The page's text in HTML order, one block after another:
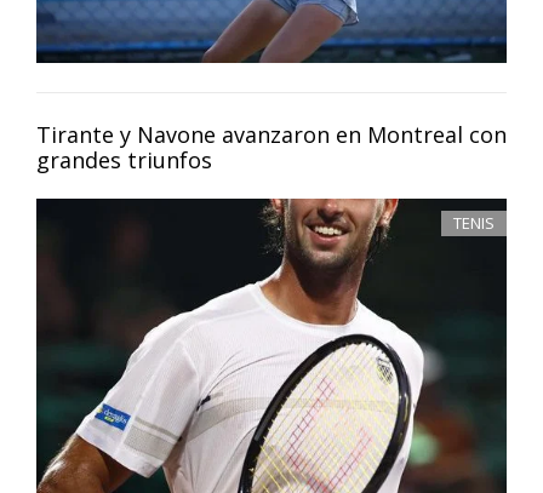
Tirante y Navone avanzaron en Montreal con
grandes triunfos
TENIS